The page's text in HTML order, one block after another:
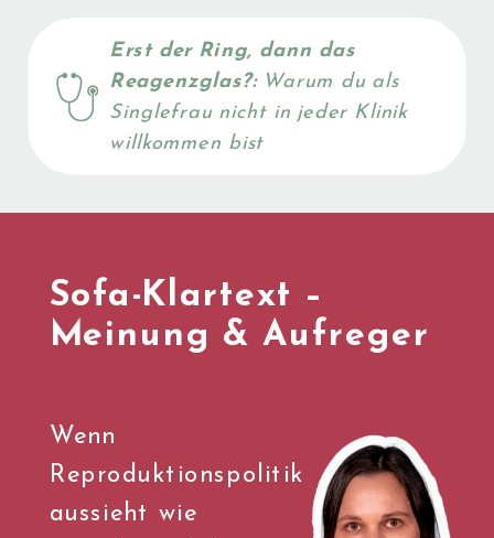
Erst der Ring, dann das
Reagenzglas?: Warum du als
Singlefrau nicht in jeder Klinik
willkommen bist
Wenn
Reproduktionspolitik
aussieht wie
Sofa-Klartext –
Meinung & Aufreger